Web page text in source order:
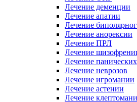
Лечение деменции
Лечение апатии
Лечение
Лечение анорексии
Лечение ПРЛ
Лечение
Лечение
Лечение неврозов
Лечение игромании
Лечение астении
Лечение